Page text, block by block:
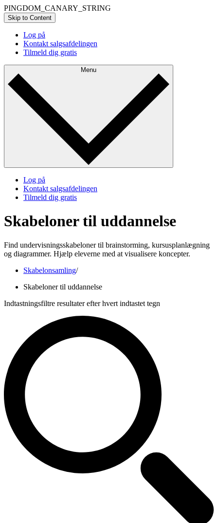
PINGDOM_CANARY_STRING
Skip to Content
Log på
Kontakt salgsafdelingen
Tilmeld dig gratis
Menu
Log på
Kontakt salgsafdelingen
Tilmeld dig gratis
Skabeloner til uddannelse
Find undervisningsskabeloner til brainstorming, kursusplanlægning
og diagrammer. Hjælp eleverne med at visualisere koncepter.
Skabelonsamling/
Skabeloner til uddannelse
Indtastningsfiltre resultater efter hvert indtastet tegn